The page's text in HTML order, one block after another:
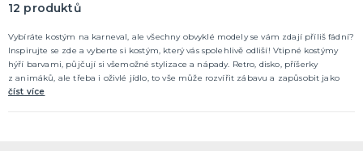
Prodejny
Rozvoz
Párty Blog
O nás
Obří balónky (1m)
Svíčky a fontány
Ostatní dekorace
Pozvánky
Dětská párty
Párty a oslavy dle typu
Dekorace a doplňky
EKO produkty
Balení dárků
Balónky a hélium
DALŠÍ KATEGORIE
KOSTÝMY, DOPLŇKY, MASKY
Valentýn
Kostýmy do páru
12 produktů
Vybíráte kostým na karneval, ale všechny obvyklé modely se vám zdají příliš fádní?
Inspirujte se zde a vyberte si kostým, který vás spolehlivě odliší! Vtipné kostýmy
hýří barvami, půjčují si všemožné stylizace a nápady. Retro, disko, příšerky
z animáků, ale třeba i oživlé jídlo, to vše může rozvířit zábavu a zapůsobit jako
skutečná rozbuška smíchu!
číst více